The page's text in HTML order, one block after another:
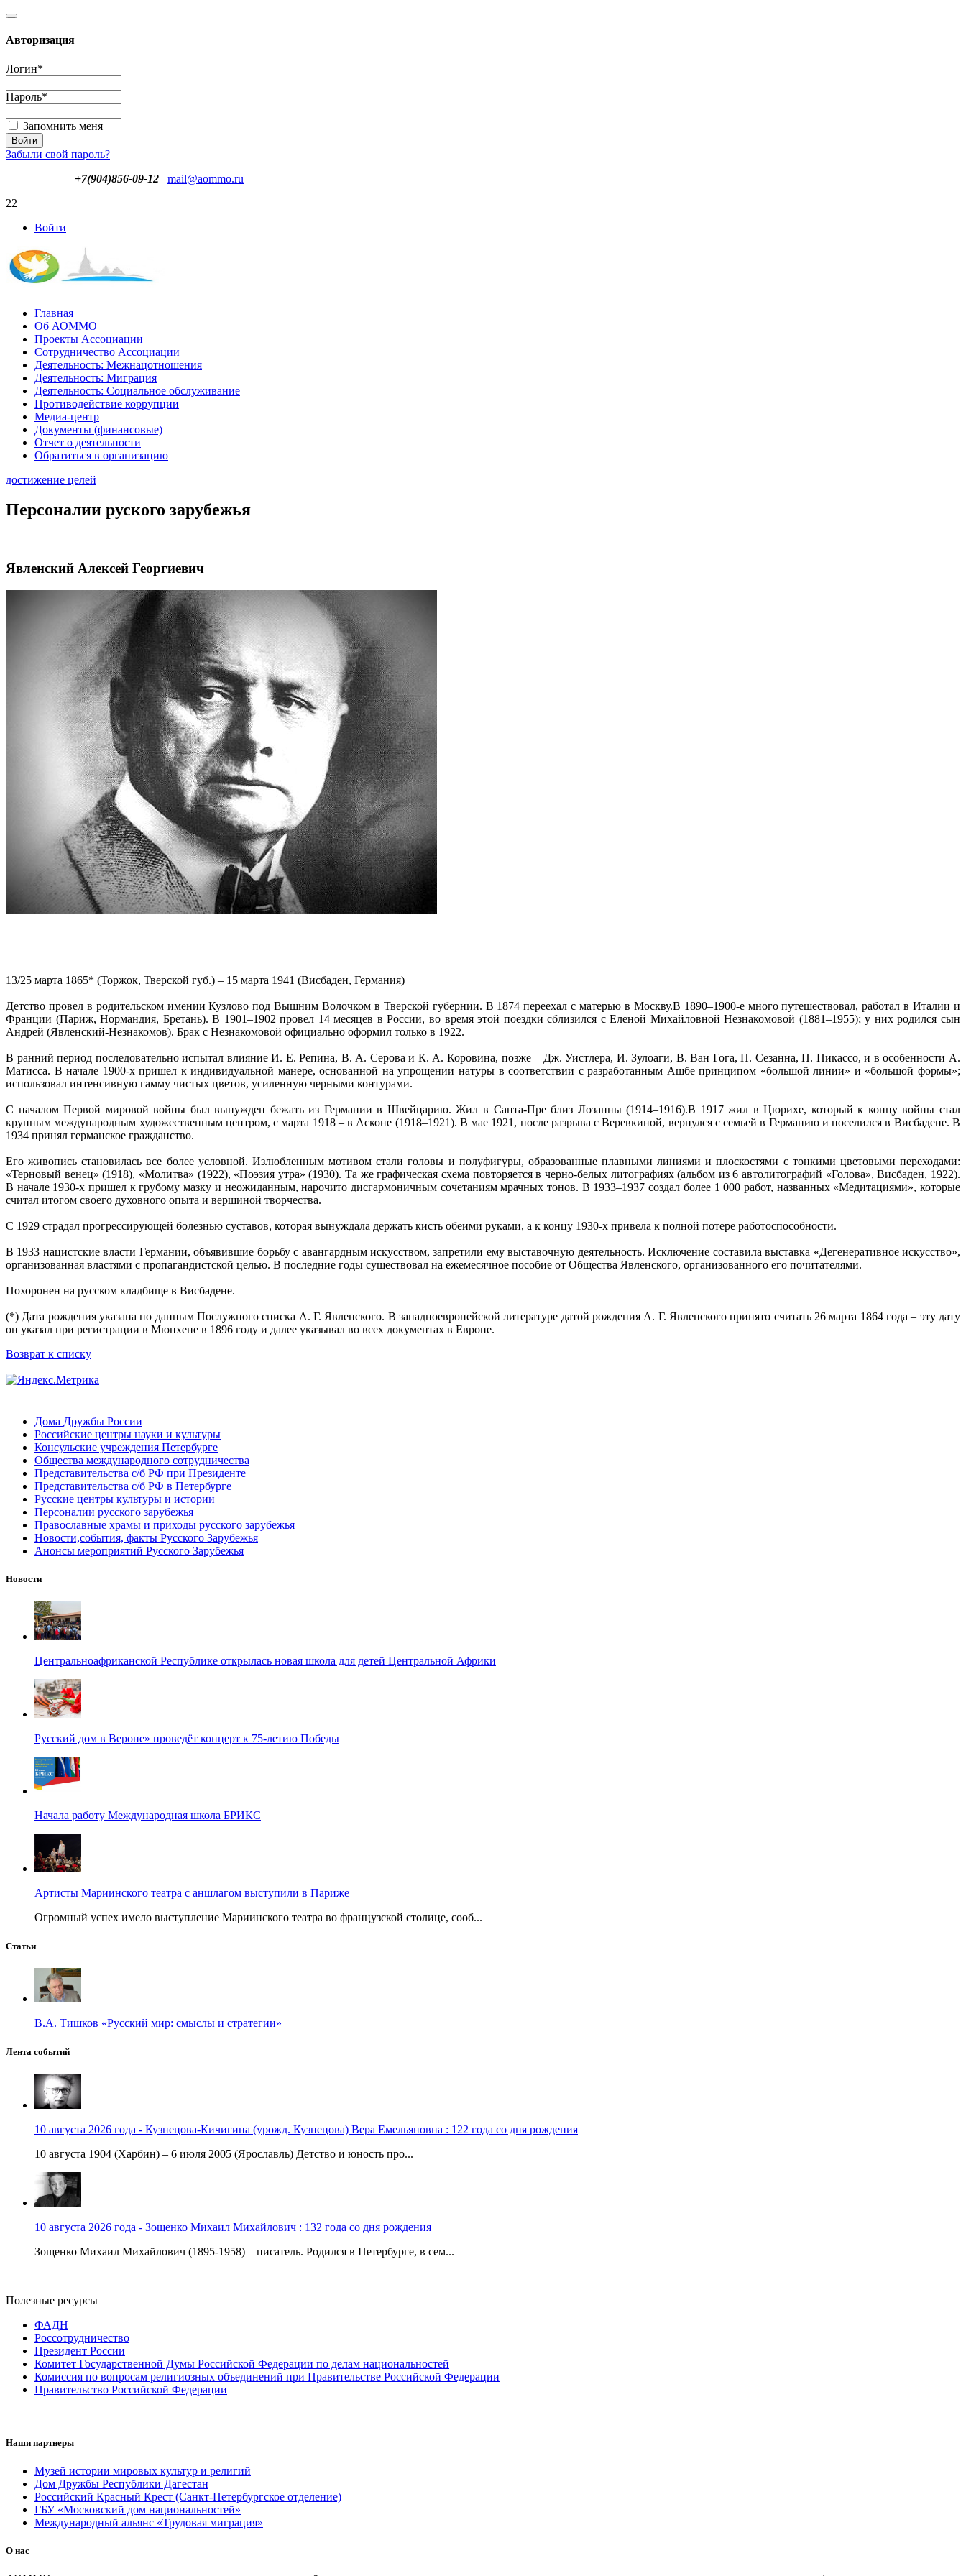
Авторизация
Логин*
Пароль*
Запомнить меня
Забыли свой пароль?
+7(904)856-09-12
mail@aommo.ru
22
Войти
Главная
Об АОММО
Проекты Ассоциации
Сотрудничество Ассоциации
Деятельность: Межнацотношения
Деятельность: Миграция
Деятельность: Социальное обслуживание
Противодействие коррупции
Медиа-центр
Документы (финансовые)
Отчет о деятельности
Обратиться в организацию
достижение целей
Персоналии руского зарубежья
Явленский Алексей Георгиевич
13/25 марта 1865* (Торжок, Тверской губ.) – 15 марта 1941 (Висбаден, Германия)
Детство провел в родительском имении Кузлово под Вышним Волочком в Тверской губернии. В 1874 переехал с матерью в Москву.В 1890–1900-е много путешествовал, работал в Италии и
Франции (Париж, Нормандия, Бретань). В 1901–1902 провел 14 месяцев в России, во время этой поездки сблизился с Еленой Михайловной Незнакомовой (1881–1955); у них родился сын
Андрей (Явленский-Незнакомов). Брак с Незнакомовой официально оформил только в 1922.
В ранний период последовательно испытал влияние И. Е. Репина, В. А. Серова и К. А. Коровина, позже – Дж. Уистлера, И. Зулоаги, В. Ван Гога, П. Сезанна, П. Пикассо, и в особенности А.
Матисса. В начале 1900-х пришел к индивидуальной манере, основанной на упрощении натуры в соответствии с разработанным Ашбе принципом «большой линии» и «большой формы»;
использовал интенсивную гамму чистых цветов, усиленную черными контурами.
С началом Первой мировой войны был вынужден бежать из Германии в Швейцарию. Жил в Санта-Пре близ Лозанны (1914–1916).В 1917 жил в Цюрихе, который к концу войны стал
крупным международным художественным центром, с марта 1918 – в Асконе (1918–1921). В мае 1921, после разрыва с Веревкиной, вернулся с семьей в Германию и поселился в Висбадене. В
1934 принял германское гражданство.
Его живопись становилась все более условной. Излюбленным мотивом стали головы и полуфигуры, образованные плавными линиями и плоскостями с тонкими цветовыми переходами:
«Терновый венец» (1918), «Молитва» (1922), «Поэзия утра» (1930). Та же графическая схема повторяется в черно-белых литографиях (альбом из 6 автолитографий «Голова», Висбаден, 1922).
В начале 1930-х пришел к грубому мазку и неожиданным, нарочито дисгармоничным сочетаниям мрачных тонов. В 1933–1937 создал более 1 000 работ, названных «Медитациями», которые
считал итогом своего духовного опыта и вершиной творчества.
С 1929 страдал прогрессирующей болезнью суставов, которая вынуждала держать кисть обеими руками, а к концу 1930-х привела к полной потере работоспособности.
В 1933 нацистские власти Германии, объявившие борьбу с авангардным искусством, запретили ему выставочную деятельность. Исключение составила выставка «Дегенеративное искусство»,
организованная властями с пропагандистской целью. В последние годы существовал на ежемесячное пособие от Общества Явленского, организованного его почитателями.
Похоронен на русском кладбище в Висбадене.
(*) Дата рождения указана по данным Послужного списка А. Г. Явленского. В западноевропейской литературе датой рождения А. Г. Явленского принято считать 26 марта 1864 года – эту дату
он указал при регистрации в Мюнхене в 1896 году и далее указывал во всех документах в Европе.
Возврат к списку
Дома Дружбы России
Российские центры науки и культуры
Консульские учреждения Петербурге
Общества международного сотрудничества
Представительства с/б РФ при Президенте
Представительства с/б РФ в Петербурге
Русские центры культуры и истории
Персоналии русского зарубежья
Православные храмы и приходы русского зарубежья
Новости,события, факты Русского Зарубежья
Анонсы мероприятий Русского Зарубежья
Новости
Центральноафриканской Республике открылась новая школа для детей Центральной Африки
Русский дом в Вероне» проведёт концерт к 75-летию Победы
Начала работу Международная школа БРИКС
Артисты Мариинского театра с аншлагом выступили в Париже
Огромный успех имело выступление Мариинского театра во французской столице, сооб...
Статьи
В.А. Тишков «Русский мир: смыслы и стратегии»
Лента событий
10 августа 2026 года - Кузнецова-Кичигина (урожд. Кузнецова) Вера Емельяновна : 122 года со дня рождения
10 августа 1904 (Харбин) – 6 июля 2005 (Ярославль) Детство и юность про...
10 августа 2026 года - Зощенко Михаил Михайлович : 132 года со дня рождения
Зощенко Михаил Михайлович (1895-1958) – писатель. Родился в Петербурге, в сем...
Полезные ресурсы
ФАДН
Россотрудничество
Президент России
Комитет Государственной Думы Российской Федерации по делам национальностей
Комиссия по вопросам религиозных объединений при Правительстве Российской Федерации
Правительство Российской Федерации
Наши партнеры
Музей истории мировых культур и религий
Дом Дружбы Республики Дагестан
Российский Красный Крест (Санкт-Петербургское отделение)
ГБУ «Московский дом национальностей»
Международный альянс «Трудовая миграция»
О нас